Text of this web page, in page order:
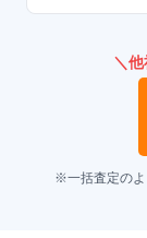
＼
※一括査定のよ